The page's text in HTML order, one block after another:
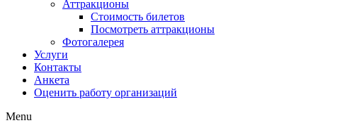
Аттракционы
Стоимость билетов
Посмотреть аттракционы
Фотогалерея
Услуги
Контакты
Анкета
Оценить работу организаций
Menu